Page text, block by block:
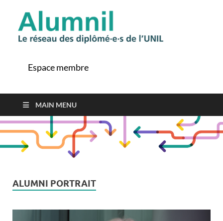
Espace membre
MAIN MENU
ALUMNI PORTRAIT